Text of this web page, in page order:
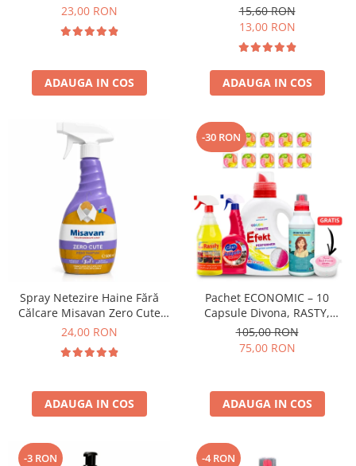
23,00 RON
ADAUGA IN COS
15,60 RON
13,00 RON
ADAUGA IN COS
Spray Netezire Haine Fără
Călcare Misavan Zero Cute
Zero Parfum 500 ml
24,00 RON
ADAUGA IN COS
-30 RON
Pachet ECONOMIC – 10
Capsule Divona, RASTY,
ACEPRIN, Efekt, Secretul Deliei
+ Sare Inalbire GRATIS
105,00 RON
75,00 RON
ADAUGA IN COS
-3 RON -4 RON